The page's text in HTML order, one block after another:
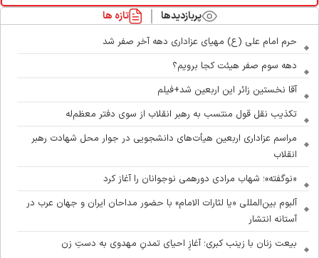
پربازدیدها تازه ها
حرم امام علی (ع) مهیای عزاداری دهه آخر صفر شد
دهه سوم صفر هیئت کجا برویم؟
آقا نخستین زائر این اربعین شد+فیلم
تکذیب نقل قول منتسب به رهبر انقلاب از سوی دفتر معظم‌له
مراسم عزاداری اربعین هیأت‌های دانشجویی در جوار محل شهادت رهبر
انقلاب
«نوگفته»؛ شهاب مرادی دورهمی نوجوانان را آغاز کرد
آلبوم بین‌المللی «یا لثارات الامام» با حضور مداحان ایران و جهان عرب در
آستانه انتشار
بیعت زنان با زینب کبری؛ آغازِ احیای تمدنِ مهدوی به دستِ زن